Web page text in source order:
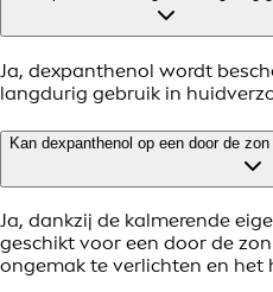
Ja, dexpanthenol wordt
langdurig gebruik in
Kan dexpanthenol op een door de
Ja, dankzij de kalmerende
geschikt voor een door de
ongemak te verlichten en het